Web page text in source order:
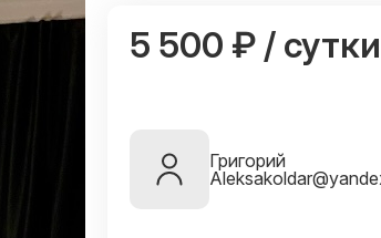
5 500 ₽ / сутки
Григорий